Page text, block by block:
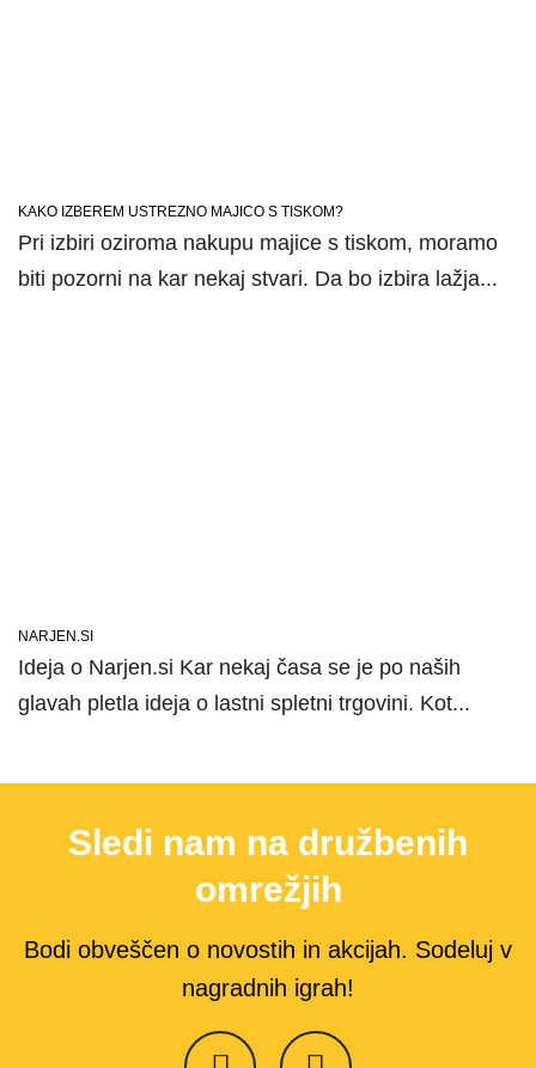
KAKO IZBEREM USTREZNO MAJICO S TISKOM?
Pri izbiri oziroma nakupu majice s tiskom, moramo
biti pozorni na kar nekaj stvari. Da bo izbira lažja...
NARJEN.SI
Ideja o Narjen.si Kar nekaj časa se je po naših
glavah pletla ideja o lastni spletni trgovini. Kot...
Sledi nam na družbenih
omrežjih
Bodi obveščen o novostih in akcijah. Sodeluj v
nagradnih igrah!